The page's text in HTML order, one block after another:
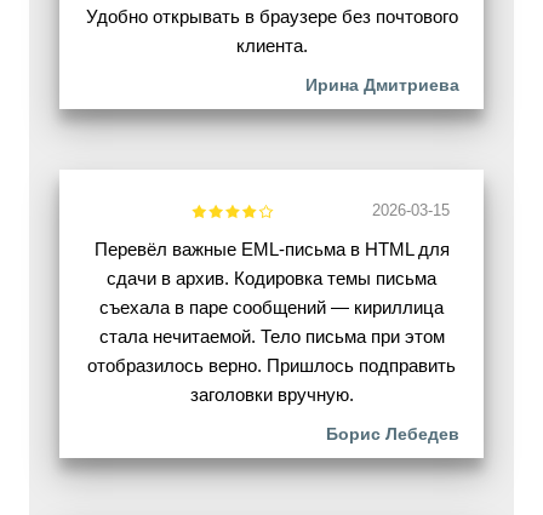
Удобно открывать в браузере без почтового
клиента.
Ирина Дмитриева
2026-03-15
Перевёл важные EML-письма в HTML для
сдачи в архив. Кодировка темы письма
съехала в паре сообщений — кириллица
стала нечитаемой. Тело письма при этом
отобразилось верно. Пришлось подправить
заголовки вручную.
Борис Лебедев